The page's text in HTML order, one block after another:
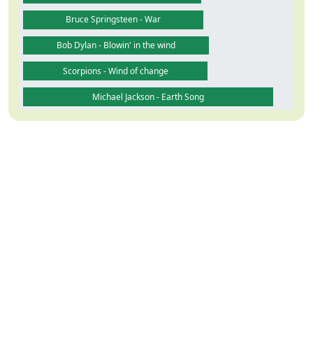
Bruce Springsteen - War
Bob Dylan - Blowin' in the wind
Scorpions - Wind of change
Michael Jackson - Earth Song